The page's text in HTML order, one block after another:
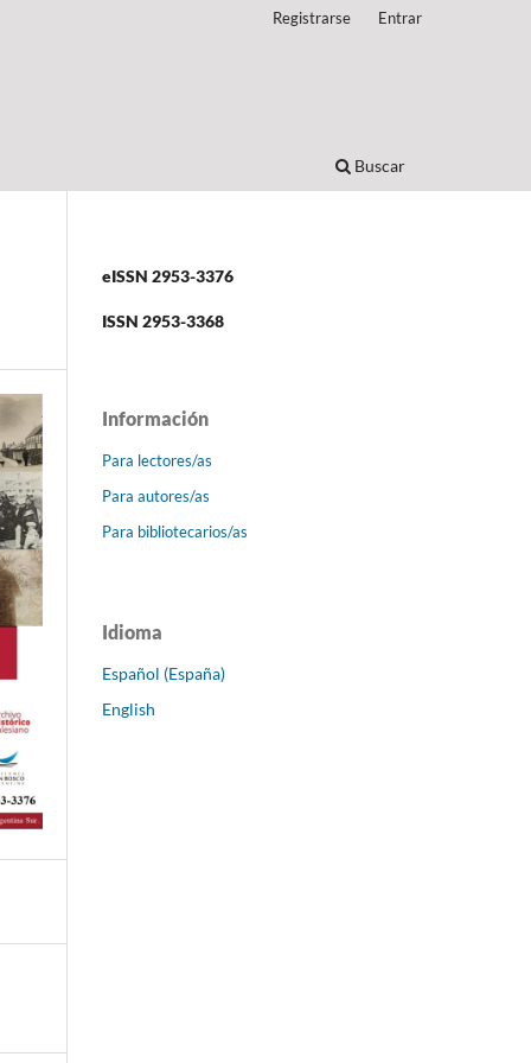
Buscar
Registrarse Entrar
eISSN 2953-3376
ISSN 2953-3368
Información
Para lectores/as
Para autores/as
Para bibliotecarios/as
Idioma
Español (España)
English